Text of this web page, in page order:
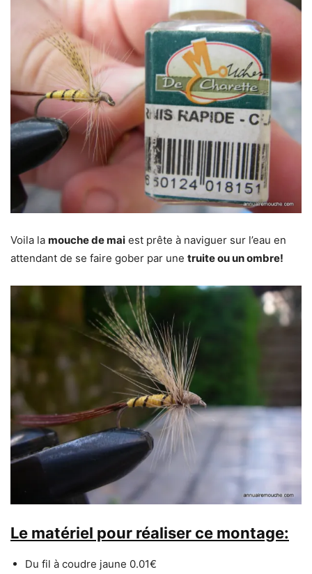
Voila la mouche de mai est prête à naviguer sur l’eau en
attendant de se faire gober par une truite ou un ombre!
Le matériel pour réaliser ce montage:
Du fil à coudre jaune 0.01€